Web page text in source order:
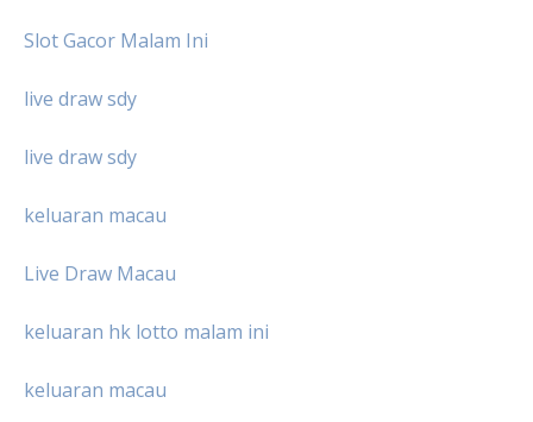
Slot Gacor Malam Ini
live draw sdy
live draw sdy
keluaran macau
Live Draw Macau
keluaran hk lotto malam ini
keluaran macau